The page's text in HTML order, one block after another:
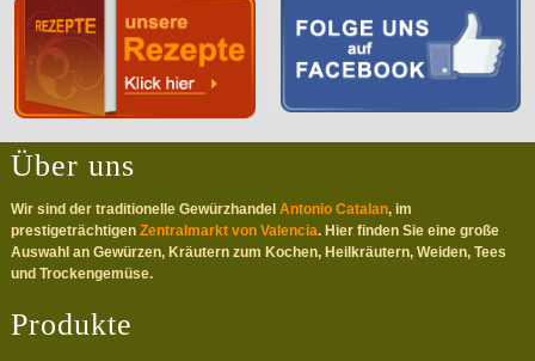
Über uns
Wir sind der traditionelle Gewürzhandel Antonio Catalan, im
prestigeträchtigen Zentralmarkt von Valencia. Hier finden Sie eine große
Auswahl an Gewürzen, Kräutern zum Kochen, Heilkräutern, Weiden, Tees
und Trockengemüse.
Produkte